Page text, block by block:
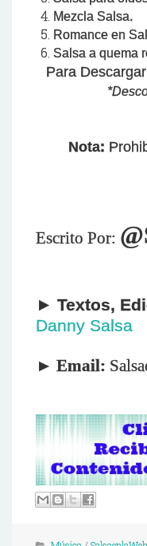
Mezcla Salsa.
Romance en
Salsa a quema
Para
Nota:
Escrito Por:
► Textos,
Danny Salsa
► Email: